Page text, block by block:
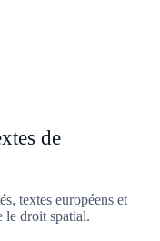
de
textes européens et
le droit spatial.